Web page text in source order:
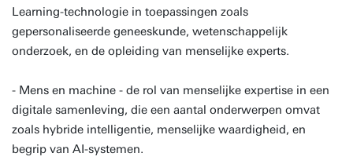
Learning-technologie in toepassingen zoals
gepersonaliseerde geneeskunde, wetenschappelijk
onderzoek, en de opleiding van menselijke experts.
- Mens en machine - de rol van menselijke expertise in een
digitale samenleving, die een aantal onderwerpen omvat
zoals hybride intelligentie, menselijke waardigheid, en
begrip van AI-systemen.